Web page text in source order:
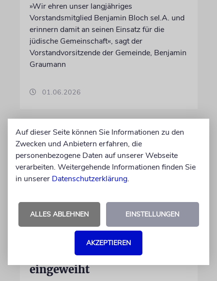
»Wir ehren unser langjähriges
Vorstandsmitglied Benjamin Bloch sel.A. und
erinnern damit an seinen Einsatz für die
jüdische Gemeinschaft«, sagt der
Vorstandvorsitzende der Gemeinde, Benjamin
Graumann
01.06.2026
FEST
Magdeburger Synagogen-
Gemeinde hat neue Torarolle
eingeweiht
Auf dieser Seite können Sie Informationen zu den
Zwecken und Anbietern erfahren, die
personenbezogene Daten auf unserer Webseite
verarbeiten. Weitergehende Informationen finden Sie
in unserer Datenschutzerklärung.
ALLES ABLEHNEN EINSTELLUNGEN
AKZEPTIEREN